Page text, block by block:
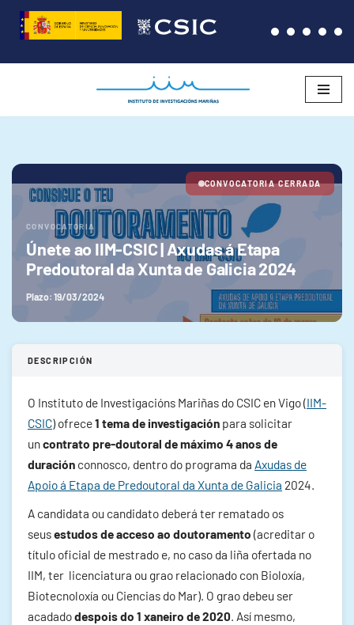
Saltar
al
CONVOCATORIA CERRADA
CONVOCATORIA
Únete ao IIM-CSIC | Axudas á Etapa
Predoutoral da Xunta de Galicia 2024
Plazo: 19/03/2024
DESCRIPCIÓN
O Instituto de Investigacións Mariñas do CSIC en Vigo (IIM-
CSIC) ofrece1 tema de investigación para solicitar
uncontrato pre-doutoral de máximo 4 anos de
duración connosco, dentro do programa da Axudas de
Apoio á Etapa de Predoutoral da Xunta de Galicia 2024.
A candidata ou candidato deberá ter rematado os
seusestudos de acceso ao doutoramento (acreditar o
título oficial de mestrado e, no caso da liña ofertada no
IIM, ter licenciatura ou grao relacionado con Bioloxía,
Biotecnoloxía ou Ciencias do Mar). O grao debeu ser
acadadodespois do 1 xaneiro de 2020. Así mesmo,